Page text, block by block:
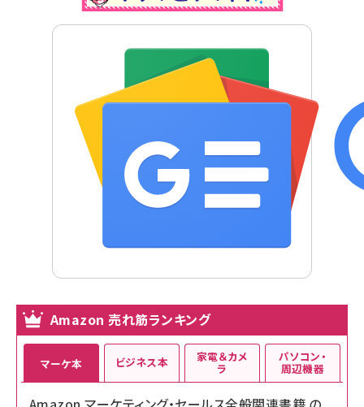
Amazon 売れ筋ランキング
マーケ本 ビジネス本 家電＆カメ
ラ
パソコン・
周辺機器